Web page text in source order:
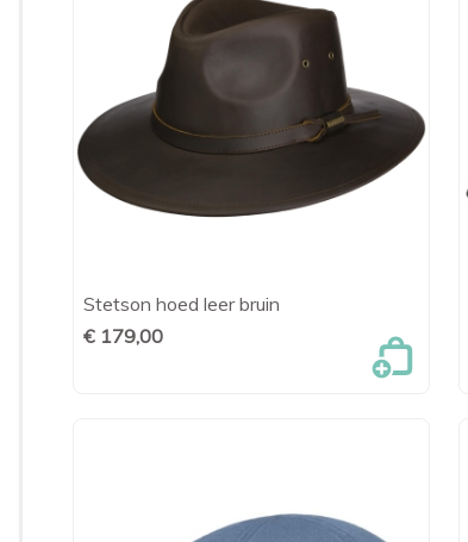
 Snel bekijken
Stetson hoed leer bruin
€ 179,00